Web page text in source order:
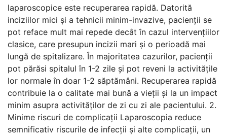
laparoscopice este recuperarea rapidă. Datorită
inciziilor mici și a tehnicii minim-invazive, pacienții se
pot reface mult mai repede decât în cazul intervențiilor
clasice, care presupun incizii mari și o perioadă mai
lungă de spitalizare. În majoritatea cazurilor, pacienții
pot părăsi spitalul în 1-2 zile și pot reveni la activitățile
lor normale în doar 1-2 săptămâni. Recuperarea rapidă
contribuie la o calitate mai bună a vieții și la un impact
minim asupra activităților de zi cu zi ale pacientului. 2.
Minime riscuri de complicații Laparoscopia reduce
semnificativ riscurile de infecții și alte complicații, un